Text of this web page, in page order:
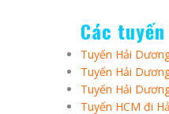
Các
Tuyến Hải
Tuyến Hải
Tuyến Hải
Tuyến HCM đi